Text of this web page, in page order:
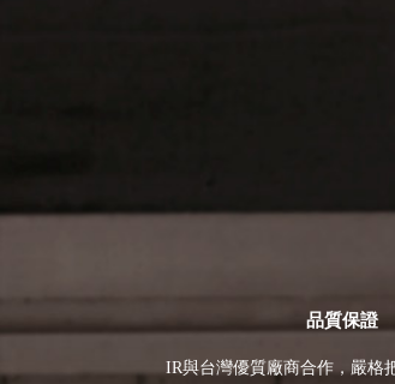
品質保證
IR與台灣優質廠商合作，嚴格